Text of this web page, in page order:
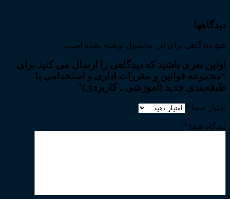
دیدگاهها
هیچ دیدگاهی برای این محصول نوشته نشده است.
اولین نفری باشید که دیدگاهی را ارسال می کنید برای
“مجموعه قوانین و مقررات اداری و استخدامی با
طبقه‌بندی جدید (آموزشی ـ کاربردی)”
امتیاز شما *
دیدگاه شما *